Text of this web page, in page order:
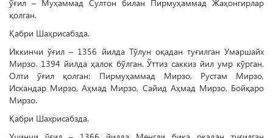
ўғил – Муҳаммад Султон билан Пирмуҳаммад Жаҳонгирлар
қолган.
Қабри Шаҳрисабзда.
Иккинчи ўғил – 1356 йилда Тўлун оқадан туғилган Умаршайх
Мирзо. 1394 йилда ҳалок бўлган. Ўттиз саккиз йил умр кўрган.
Олти ўғил қолган: Пирмуҳаммад Мирзо, Рустам Мирзо,
Искандар Мирзо, Аҳмад Мирзо, Сайид Аҳмад Мирзо, Бойқаро
Мирзо.
Қабри Шахрисабзда.